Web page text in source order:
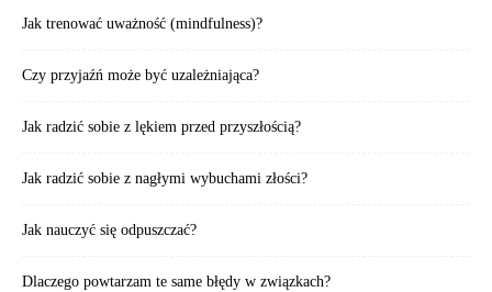
Jak trenować uważność (mindfulness)?
Czy przyjaźń może być uzależniająca?
Jak radzić sobie z lękiem przed przyszłością?
Jak radzić sobie z nagłymi wybuchami złości?
Jak nauczyć się odpuszczać?
Dlaczego powtarzam te same błędy w związkach?